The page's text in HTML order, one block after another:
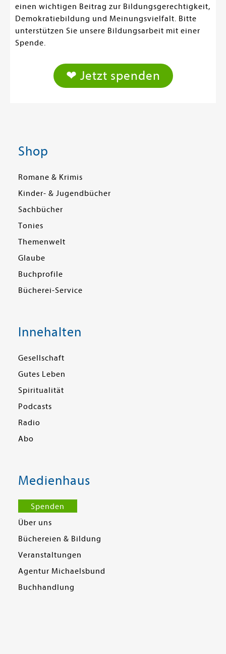
einen wichtigen Beitrag zur Bildungsgerechtigkeit,
Demokratiebildung und Meinungsvielfalt. Bitte
unterstützen Sie unsere Bildungsarbeit mit einer
Spende.
❤ Jetzt spenden
Shop
Romane & Krimis
Kinder- & Jugendbücher
Sachbücher
Tonies
Themenwelt
Glaube
Buchprofile
Bücherei-Service
Innehalten
Gesellschaft
Gutes Leben
Spiritualität
Podcasts
Radio
Abo
Medienhaus
Spenden
Über uns
Büchereien & Bildung
Veranstaltungen
Agentur Michaelsbund
Buchhandlung